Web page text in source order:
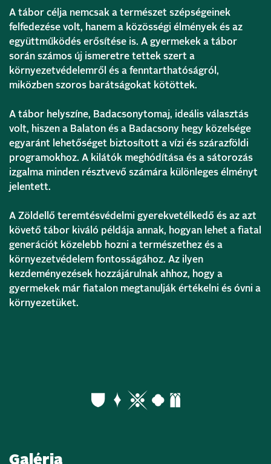
A tábor célja nemcsak a természet szépségeinek
felfedezése volt, hanem a közösségi élmények és az
együttműködés erősítése is. A gyermekek a tábor
során számos új ismeretre tettek szert a
környezetvédelemről és a fenntarthatóságról,
miközben szoros barátságokat kötöttek.
A tábor helyszíne, Badacsonytomaj, ideális választás
volt, hiszen a Balaton és a Badacsony hegy közelsége
egyaránt lehetőséget biztosított a vízi és szárazföldi
programokhoz. A kilátók meghódítása és a sátorozás
izgalma minden résztvevő számára különleges élményt
jelentett.
A Zöldellő teremtésvédelmi gyerekvetélkedő és az azt
követő tábor kiváló példája annak, hogyan lehet a fiatal
generációt közelebb hozni a természethez és a
környezetvédelem fontosságához. Az ilyen
kezdeményezések hozzájárulnak ahhoz, hogy a
gyermekek már fiatalon megtanulják értékelni és óvni a
környezetüket.
Galéria